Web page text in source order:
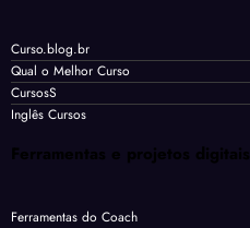
Curso.blog.br
Qual o Melhor Curso
CursosS
Inglês Cursos
Ferramentas e projetos digitais
Ferramentas do Coach